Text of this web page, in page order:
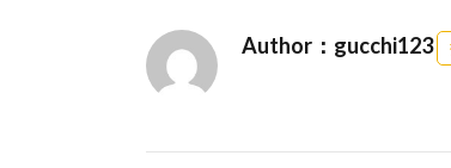
Author：gucchi123